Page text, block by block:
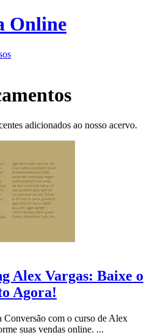
Online
adicionados ao nosso acervo.
Alex Vargas: Baixe o
Agora!
com o curso de Alex
suas vendas online. ...